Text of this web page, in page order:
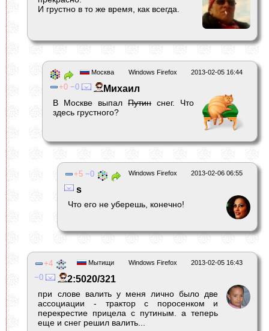
И грустно в то же время, как всегда.
2013-02-05 16:44
Windows Firefox
Москва
0 0 Михаил
В Москве выпалПутинснег. Что
здесь грустного?
2013-02-06 06:55
Windows Firefox
5 0
s
Что его не уберешь, конечно!
2013-02-05 16:43
Windows Firefox
Мытищи
4
0
2:5020/321
при слове валить у меня лично было две
ассоциации - трактор с поросенком и
перекрестие прицела с путиным. а теперь
еще и снег решил валить...